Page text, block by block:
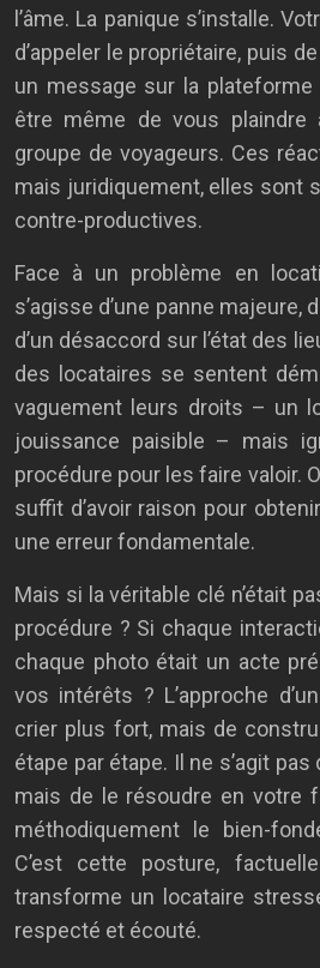
l’âme. La panique s’installe.
d’appeler le propriétaire, puis
un message sur la plateforme
être même de vous plaindre
groupe de voyageurs. Ces
mais juridiquement, elles sont
contre-productives.
Face à un problème en
s’agisse d’une panne majeure,
d’un désaccord sur l’état des
des locataires se sentent
vaguement leurs droits – un
jouissance paisible – mais
procédure pour les faire valoir.
suffit d’avoir raison pour
une erreur fondamentale.
Mais si la véritable clé n’était
procédure ? Si chaque
chaque photo était un acte
vos intérêts ? L’approche
crier plus fort, mais de
étape par étape. Il ne s’agit
mais de le résoudre en votre
méthodiquement le bien-
C’est cette posture,
transforme un locataire
respecté et écouté.